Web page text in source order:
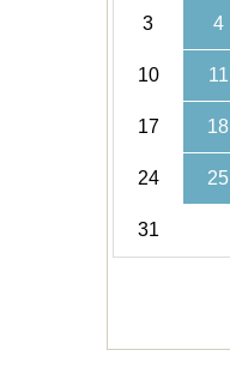
3 4
10 11
17 18
24 25
31